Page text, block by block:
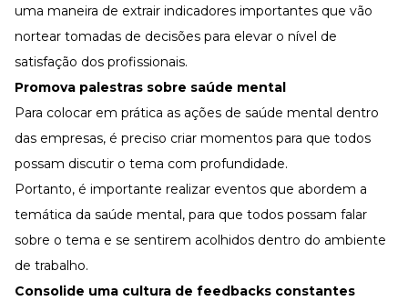
uma maneira de extrair indicadores importantes que vão
nortear tomadas de decisões para elevar o nível de
satisfação dos profissionais.
Promova palestras sobre saúde mental
Para colocar em prática as ações de saúde mental dentro
das empresas, é preciso criar momentos para que todos
possam discutir o tema com profundidade.
Portanto, é importante realizar eventos que abordem a
temática da saúde mental, para que todos possam falar
sobre o tema e se sentirem acolhidos dentro do ambiente
de trabalho.
Consolide uma cultura de feedbacks constantes